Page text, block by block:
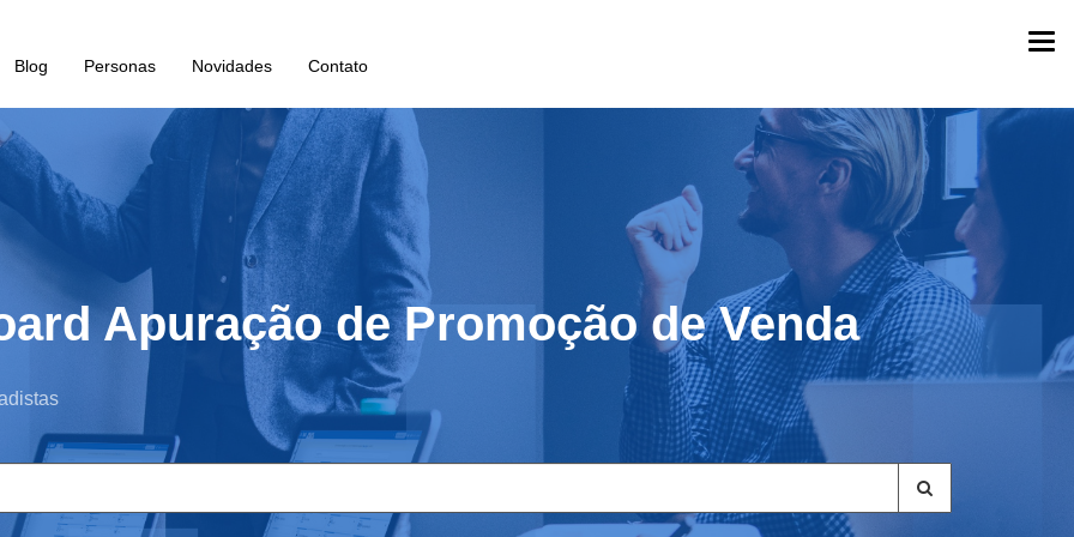
Blog Personas Novidades Contato
Apuração de Promoção de Venda